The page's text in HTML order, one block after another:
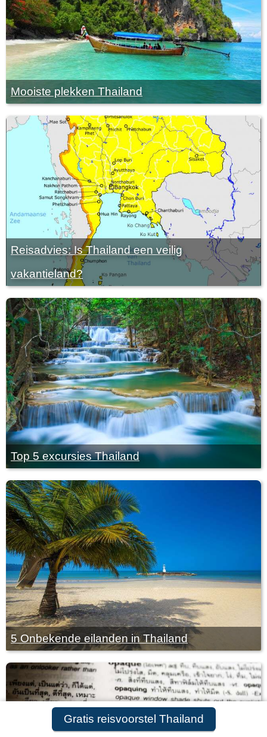
Gratis reisvoorstel Thailand
Mooiste plekken Thailand
Reisadvies: Is Thailand een veilig
vakantieland?
Top 5 excursies Thailand
5 Onbekende eilanden in Thailand